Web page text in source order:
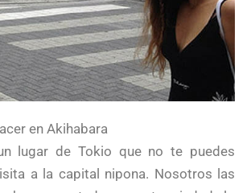
en Akihabara
lugar de Tokio que no te puedes
a la capital nipona. Nosotros las